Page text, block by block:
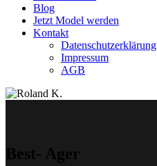
Blog
Jetzt Model werden
Kontakt
Datenschutzerklärung
Impressum
AGB
Best- Ager